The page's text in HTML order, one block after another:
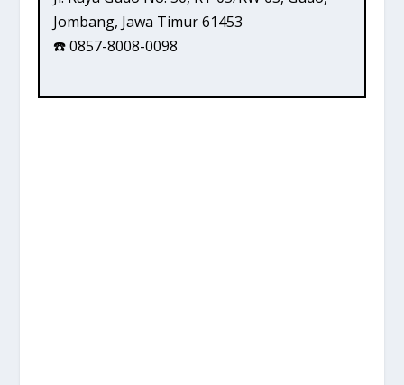
Jombang, Jawa Timur 61453
☎️ 0857-8008-0098